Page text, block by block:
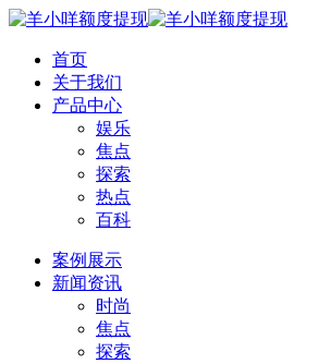
首页
关于我们
产品中心
娱乐
焦点
探索
热点
百科
案例展示
新闻资讯
时尚
焦点
探索